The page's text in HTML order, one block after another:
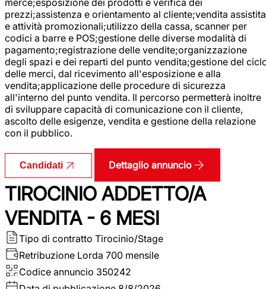
prezzi;assistenza e orientamento al cliente;vendita assistita
e attività promozionali;utilizzo della cassa, scanner per
codici a barre e POS;gestione delle diverse modalità di
pagamento;registrazione delle vendite;organizzazione
degli spazi e dei reparti del punto vendita;gestione del
delle merci, dal ricevimento all'esposizione e alla
vendita;applicazione delle procedure di sicurezza
all'interno del punto vendita. Il percorso permetterà inoltre
di sviluppare capacità di comunicazione con il cliente,
ascolto delle esigenze, vendita e gestione della relazione
con il pubblico.
Candidati Dettaglio annuncio
TIROCINIO ADDETTO/A
VENDITA - 6 MESI
Tipo di contratto Tirocinio/Stage
Retribuzione Lorda 700 mensile
Codice annuncio 350242